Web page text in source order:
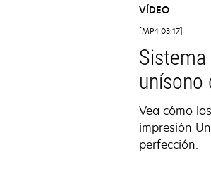
VÍDEO
MP4 03:17
unísono
Vea cómo
impresión
perfección.